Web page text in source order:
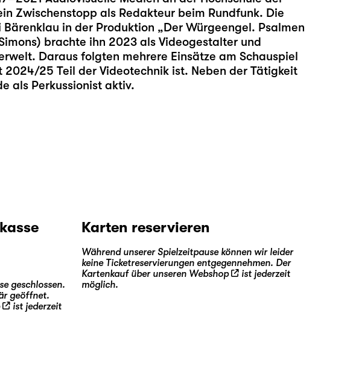
Zwischenstopp als Redakteur beim Rundfunk. Die
Bärenklau in der Produktion „Der Würgeengel. Psalmen
brachte ihn 2023 als Videogestalter und
Daraus folgten mehrere Einsätze am Schauspiel
2024/25 Teil der Videotechnik ist. Neben der Tätigkeit
als Perkussionist aktiv.
geschlossen.
geöffnet.
ist jederzeit
Karten reservieren
Während unserer Spielzeitpause können wir leider
keine Ticketreservierungen entgegennehmen. Der
Kartenkauf über unseren Webshop
ist jederzeit
möglich.